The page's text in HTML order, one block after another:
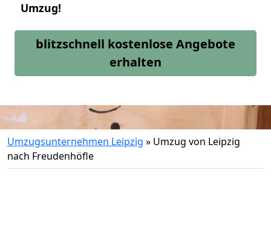
Umzug!
blitzschnell kostenlose Angebote
erhalten
Umzugsunternehmen Leipzig » Umzug von Leipzig
nach Freudenhöfle